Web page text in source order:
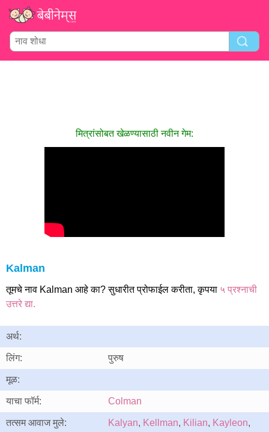
मित्रांसोबत खेळण्यासाठी नवीन गेम:
Kalman
तूमचे नाव Kalman आहे का? सुधारीत प्रोफाईल करीता, कृपया ५ प्रश्नाची
उत्तरे द्या.
अर्थ:
लिंग: पुरुष
मूळ:
याचा फॉर्म: Colman
तत्सम आवाज मुले: Kalyan, Kellman, Kilian, Kayleon,